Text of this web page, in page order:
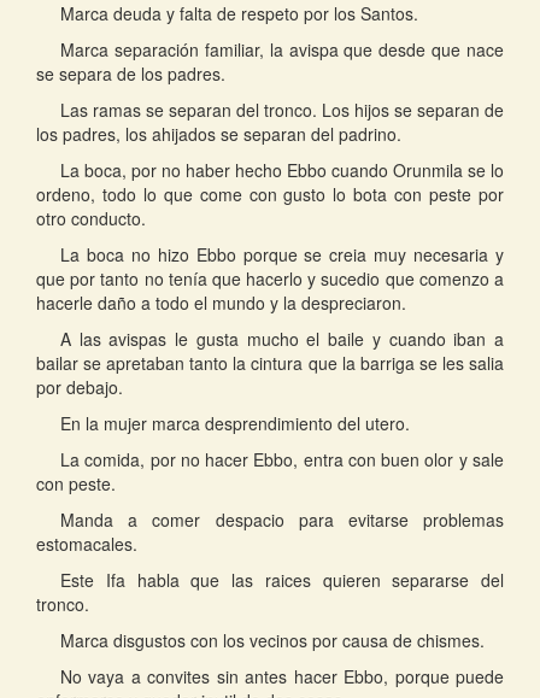
Marca deuda y falta de respeto por los Santos.
Marca separación familiar, la avispa que desde que nace
se separa de los padres.
Las ramas se separan del tronco. Los hijos se separan de
los padres, los ahijados se separan del padrino.
La boca, por no haber hecho Ebbo cuando Orunmila se lo
ordeno, todo lo que come con gusto lo bota con peste por
otro conducto.
La boca no hizo Ebbo porque se creia muy necesaria y
que por tanto no tenía que hacerlo y sucedio que comenzo a
hacerle daño a todo el mundo y la despreciaron.
A las avispas le gusta mucho el baile y cuando iban a
bailar se apretaban tanto la cintura que la barriga se les salia
por debajo.
En la mujer marca desprendimiento del utero.
La comida, por no hacer Ebbo, entra con buen olor y sale
con peste.
Manda a comer despacio para evitarse problemas
estomacales.
Este Ifa habla que las raices quieren separarse del
tronco.
Marca disgustos con los vecinos por causa de chismes.
No vaya a convites sin antes hacer Ebbo, porque puede